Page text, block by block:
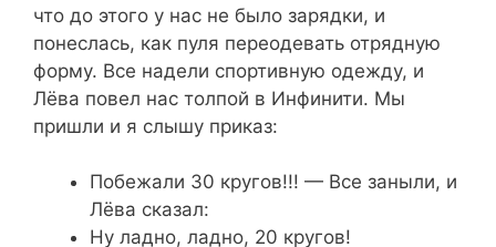
что до этого у нас не было зарядки, и
понеслась, как пуля переодевать отрядную
форму. Все надели спортивную одежду, и
Лёва повел нас толпой в Инфинити. Мы
пришли и я слышу приказ:
Побежали 30 кругов!!! — Все заныли, и
Лёва сказал:
Ну ладно, ладно, 20 кругов!